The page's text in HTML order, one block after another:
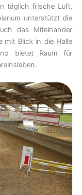
täglich frische Luft,
unterstützt die
das Miteinander
mit Blick in die Halle
bietet Raum für